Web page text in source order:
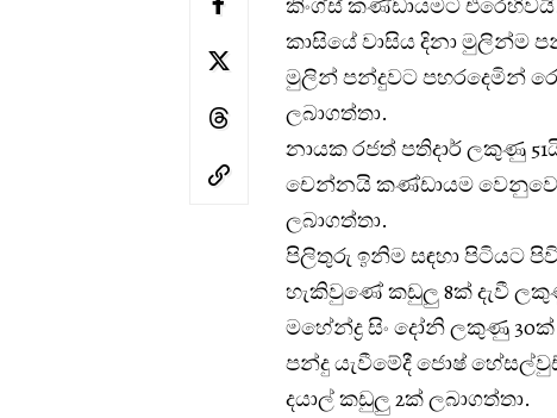
කාසියේ වාසිය දිනා මුලින්ම
මුලින් පන්දුවට පහරදෙමින්
ලබාගත්තා.
නායක රජත් පතිදාර් ලකුණු
චෙන්නයි කණ්ඩායම
ලබාගත්තා.
පිලිතුරු ඉනිම සඳහා පිටියට
හැකිවුණේ කඩුලු 8ක් දැවී
මහේන්ද්‍ර සිං දෝනි ලකුණු 30ක්
පන්දු යැවීමේදී ජොෂ්
දයාල් කඩුලු 2ක් ලබාගත්තා.